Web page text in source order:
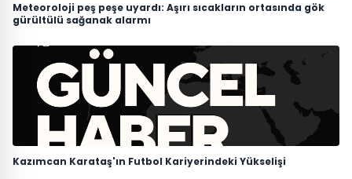
Meteoroloji peş peşe uyardı: Aşırı sıcakların ortasında gök
gürültülü sağanak alarmı
Kazımcan Karataş'ın Futbol Kariyerindeki Yükselişi